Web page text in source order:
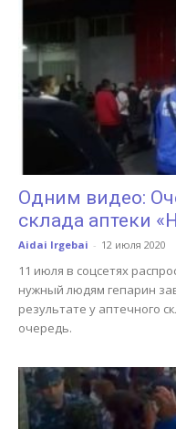
Одним видео:
склада аптеки
Aidai Irgebai - 12 июля 2020
11 июля в соцсетях
нужный людям гепарин
результате у аптечного
очередь.